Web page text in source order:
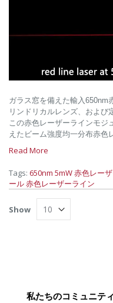
ガラス窓を備えた輸入650nm
リンドリカルレンズ、および
この赤色レーザーラインモジ
えたビーム強度均一分布赤色
Read More
Tags: 650nm 5mW 赤色レー
ール赤色レーザーライン
Show
私たちのコミュニテ